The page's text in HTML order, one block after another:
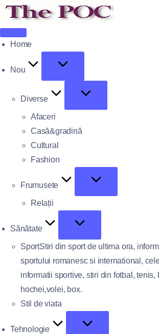
Home
Nou
Diverse
Afaceri
Casă&gradină
Cultural
Fashion
Frumusete
Relații
Sănătate
SportStiri din sport de ultima ora,
sportului romanesc si international,
informatii sportive, stiri din fotbal, tenis,
hochei,volei, box.
Stil de viata
Tehnologie